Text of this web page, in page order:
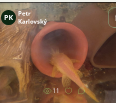
Bild
PK
Petr
Karlovský
11